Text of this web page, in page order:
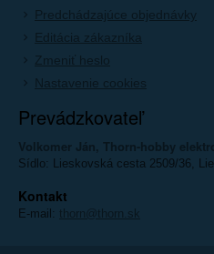
Predchádzajúce objednávky
Editácia zákazníka
Zmeniť heslo
Nastavenie cookies
Prevádzkovateľ
Volkomer Ján, Thorn-hobby
Sídlo: Lieskovská cesta 2509/36,
Kontakt
E-mail: thorn@thorn.sk